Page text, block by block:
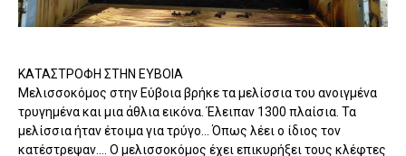
ΚΑΤΑΣΤΡΟΦΗ ΣΤΗΝ ΕΥΒΟΙΑ
Μελισσοκόμος στην Εύβοια βρήκε τα μελίσσια του ανοιγμένα
τρυγημένα και μια άθλια εικόνα. Έλειπαν 1300 πλαίσια. Τα
μελίσσια ήταν έτοιμα για τρύγο... Όπως λέει ο ίδιος τον
κατέστρεψαν.... Ο μελισσοκόμος έχει επικυρήξει τους κλέφτες